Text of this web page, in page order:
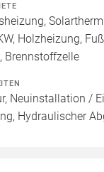
Holzheizung,
Brennstoffzelle
Neuinstallation /
Hydraulischer